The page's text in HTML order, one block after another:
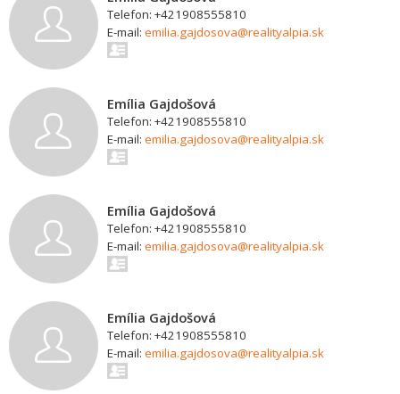
Telefon: +421908555810
E-mail: emilia.gajdosova@realityalpia.sk
Emília Gajdošová
Telefon: +421908555810
E-mail: emilia.gajdosova@realityalpia.sk
Emília Gajdošová
Telefon: +421908555810
E-mail: emilia.gajdosova@realityalpia.sk
Emília Gajdošová
Telefon: +421908555810
E-mail: emilia.gajdosova@realityalpia.sk